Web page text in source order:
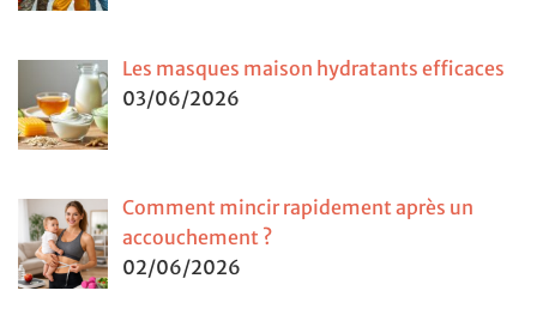
Les masques maison hydratants efficaces
03/06/2026
Comment mincir rapidement après un
accouchement ?
02/06/2026